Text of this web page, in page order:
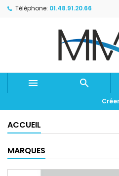
Téléphone: 01.48.91.20.66
 
ACCUEIL
MARQUES